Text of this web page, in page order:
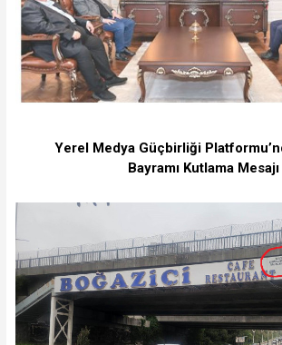
Yerel Medya Güçbirliği
Bayramı Kutlama Mesajı